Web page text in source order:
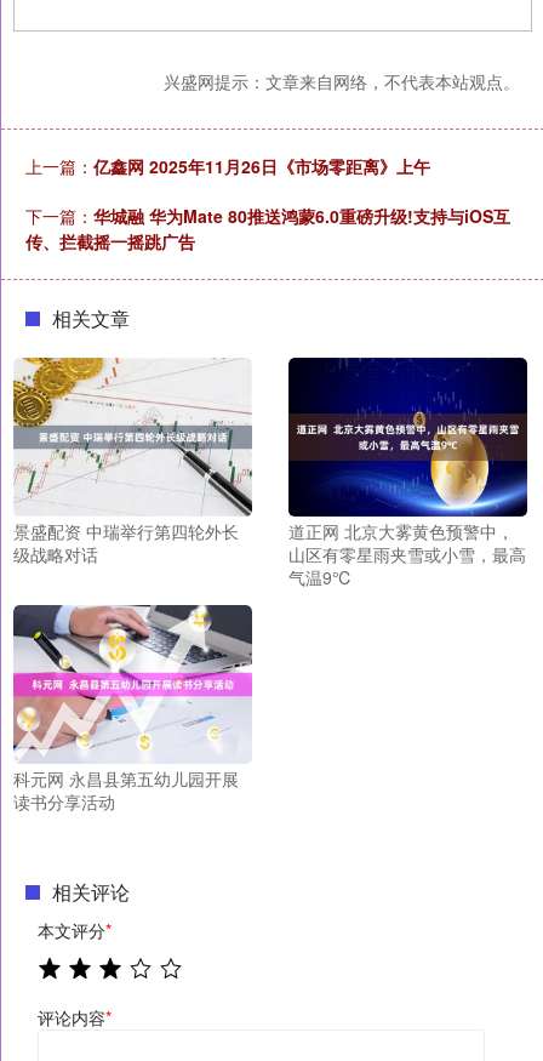
兴盛网提示：文章来自网络，不代表本站观点。
上一篇： 亿鑫网 2025年11月26日《市场零距离》上午
下一篇： 华城融 华为Mate 80推送鸿蒙6.0重磅升级!支持与iOS互
传、拦截摇一摇跳广告
相关文章
景盛配资 中瑞举行第四轮外长
级战略对话
道正网 北京大雾黄色预警中，
山区有零星雨夹雪或小雪，最高
气温9℃
科元网 永昌县第五幼儿园开展
读书分享活动
相关评论
本文评分*
评论内容*